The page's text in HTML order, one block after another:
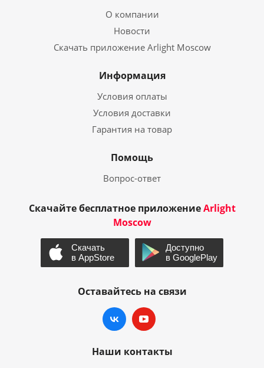
О компании
Новости
Скачать приложение Arlight Moscow
Информация
Условия оплаты
Условия доставки
Гарантия на товар
Помощь
Вопрос-ответ
Скачайте бесплатное приложениеArlight
Moscow
Оставайтесь на связи
Наши контакты